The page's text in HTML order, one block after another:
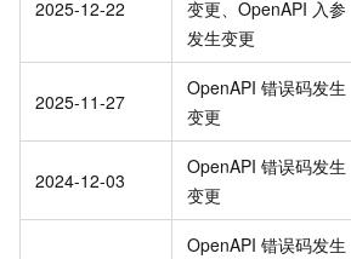
2025-12-22
变更、OpenAPI 入参
发生变更
2025-11-27
OpenAPI 错误码发生
变更
2024-12-03
OpenAPI 错误码发生
变更
OpenAPI 错误码发生